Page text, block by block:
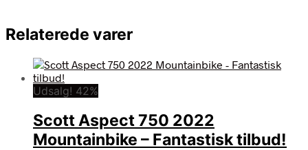
Relaterede varer
Udsalg! 42%
Scott Aspect 750 2022
Mountainbike – Fantastisk tilbud!